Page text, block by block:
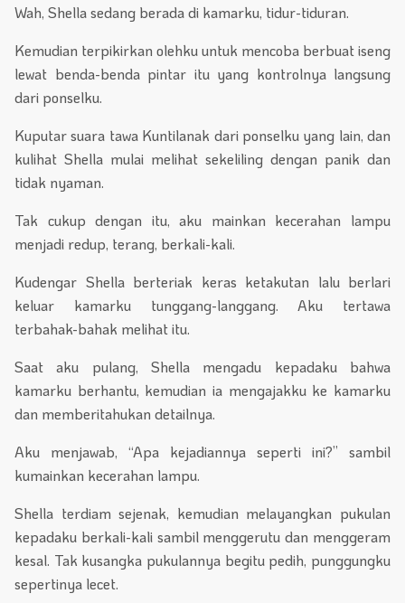
Wah, Shella sedang berada di kamarku, tidur-tiduran.
Kemudian terpikirkan olehku untuk mencoba berbuat iseng
lewat benda-benda pintar itu yang kontrolnya langsung
dari ponselku.
Kuputar suara tawa Kuntilanak dari ponselku yang lain, dan
kulihat Shella mulai melihat sekeliling dengan panik dan
tidak nyaman.
Tak cukup dengan itu, aku mainkan kecerahan lampu
menjadi redup, terang, berkali-kali.
Kudengar Shella berteriak keras ketakutan lalu berlari
keluar kamarku tunggang-langgang. Aku tertawa
terbahak-bahak melihat itu.
Saat aku pulang, Shella mengadu kepadaku bahwa
kamarku berhantu, kemudian ia mengajakku ke kamarku
dan memberitahukan detailnya.
Aku menjawab, “Apa kejadiannya seperti ini?” sambil
kumainkan kecerahan lampu.
Shella terdiam sejenak, kemudian melayangkan pukulan
kepadaku berkali-kali sambil menggerutu dan menggeram
kesal. Tak kusangka pukulannya begitu pedih, punggungku
sepertinya lecet.